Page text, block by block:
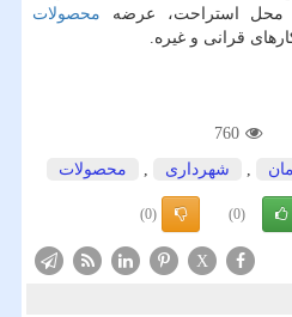
محل استراحت، عرضه محصولات
قرانی و غیره.
760
, شهرداری , محصولات
(0)
(0)
X